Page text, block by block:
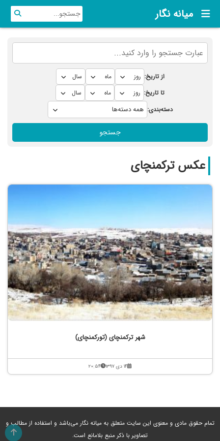
میانه نگار
از تاریخ:
تا تاریخ:
دسته‌بندی:
جستجو
عکس ترکمنچای
شهر ترکمنچای (تورکمنچای)
۱۴ دی ۱۳۹۷ ۲۰:۵۴
تمام حقوق مادی و معنوی این سایت متعلق به میانه نگار می‌باشد و استفاده از مطالب و
تصاویر با ذکر منبع بلامانع است.